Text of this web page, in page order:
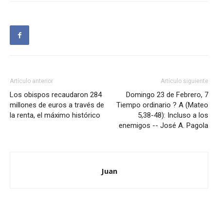
Artículo anterior
Los obispos recaudaron 284
millones de euros a través de
la renta, el máximo histórico
Artículo siguiente
Domingo 23 de Febrero, 7
Tiempo ordinario ? A (Mateo
5,38-48): Incluso a los
enemigos -- José A. Pagola
Juan